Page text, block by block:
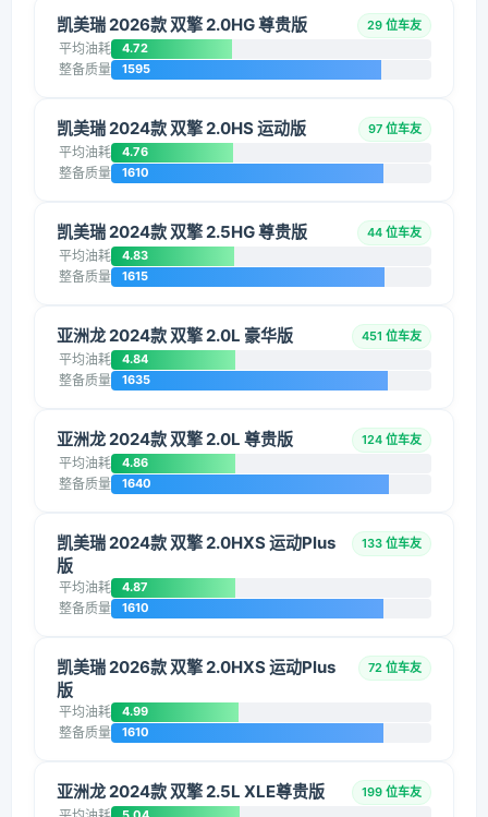
凯美瑞 2026款 双擎 2.0HG 尊贵版 29 位车友
平均油耗 4.72
整备质量 1595
凯美瑞 2024款 双擎 2.0HS 运动版 97 位车友
平均油耗 4.76
整备质量 1610
凯美瑞 2024款 双擎 2.5HG 尊贵版 44 位车友
平均油耗 4.83
整备质量 1615
亚洲龙 2024款 双擎 2.0L 豪华版 451 位车友
平均油耗 4.84
整备质量 1635
亚洲龙 2024款 双擎 2.0L 尊贵版 124 位车友
平均油耗 4.86
整备质量 1640
凯美瑞 2024款 双擎 2.0HXS 运动Plus
版
133 位车友
平均油耗 4.87
整备质量 1610
凯美瑞 2026款 双擎 2.0HXS 运动Plus
版
72 位车友
平均油耗 4.99
整备质量 1610
亚洲龙 2024款 双擎 2.5L XLE尊贵版 199 位车友